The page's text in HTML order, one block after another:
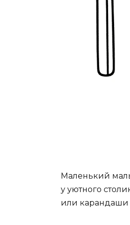
Маленький
у уютного
или карандаши